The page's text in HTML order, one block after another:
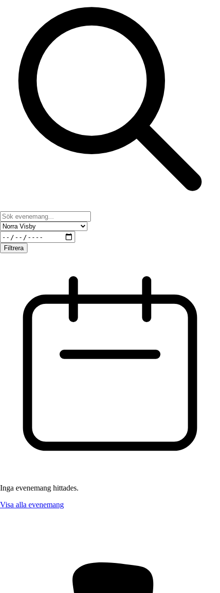
Filtrera
Inga evenemang hittades.
Visa alla evenemang